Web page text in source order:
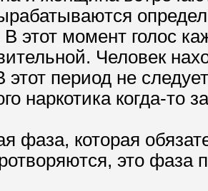
В этот момент голос
Человек
этот период не
наркотика когда-то
фаза, которая
это фаза